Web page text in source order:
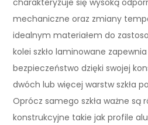
mechaniczne oraz zmiany
idealnym materiałem do
kolei szkło laminowane
bezpieczeństwo dzięki swojej
dwóch lub więcej warstw szkła
Oprócz samego szkła ważne są
konstrukcyjne takie jak profile